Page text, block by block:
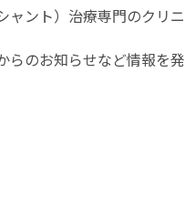
ャント）治療専門のクリニ
らのお知らせなど情報を発